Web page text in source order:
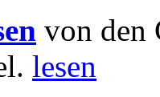
von den
lesen